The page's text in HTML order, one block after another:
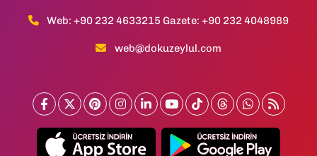
Web: +90 232 4633215 Gazete: +90 232 4048989
web@dokuzeylul.com